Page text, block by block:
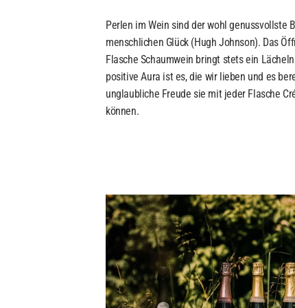
Perlen im Wein sind der wohl genussvollste
menschlichen Glück (Hugh Johnson). Das
Flasche Schaumwein bringt stets ein
positive Aura ist es, die wir lieben und es
unglaubliche Freude sie mit jeder Flasche
können.